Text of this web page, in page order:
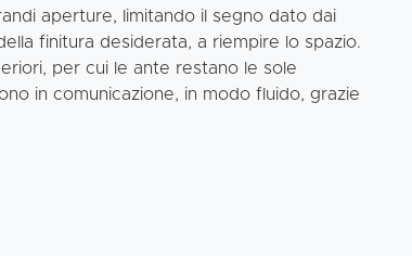
aperture, limitando il segno dato dai
finitura desiderata, a riempire lo spazio.
per cui le ante restano le sole
in comunicazione, in modo fluido, grazie